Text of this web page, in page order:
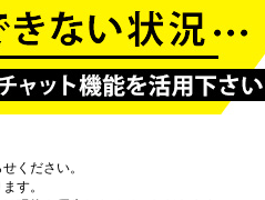
ください。
す。